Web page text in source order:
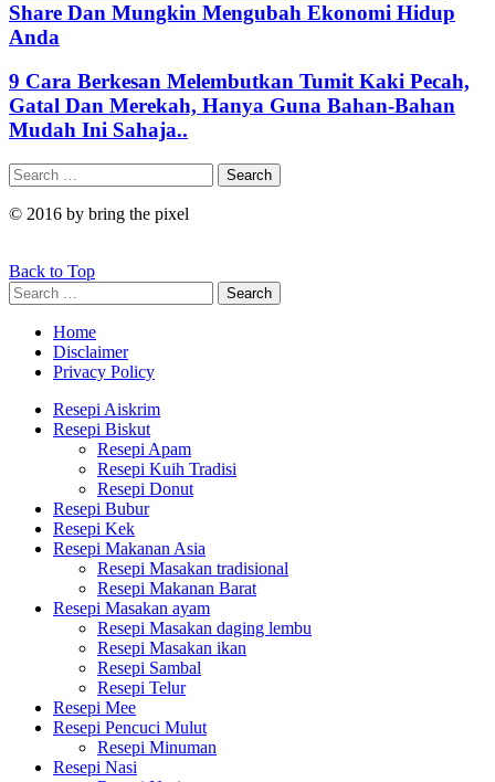
Share Dan Mungkin Mengubah Ekonomi Hidup
Anda
9 Cara Berkesan Melembutkan Tumit Kaki Pecah,
Gatal Dan Merekah, Hanya Guna Bahan-Bahan
Mudah Ini Sahaja..
Search
for:
Search
© 2016 by bring the pixel
Back to Top
Search
for:
Search
Home
Disclaimer
Privacy Policy
Resepi Aiskrim
Resepi Biskut
Resepi Apam
Resepi Kuih Tradisi
Resepi Donut
Resepi Bubur
Resepi Kek
Resepi Makanan Asia
Resepi Masakan tradisional
Resepi Makanan Barat
Resepi Masakan ayam
Resepi Masakan daging lembu
Resepi Masakan ikan
Resepi Sambal
Resepi Telur
Resepi Mee
Resepi Pencuci Mulut
Resepi Minuman
Resepi Nasi